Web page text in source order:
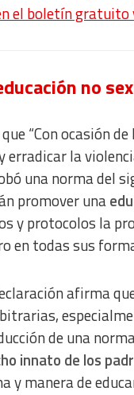
el boletín gratuito
no
“Con ocasión
erradicar la
una norma del
promover una
y protocolos la
en todas sus
afirma
de una
innato de los
y manera de